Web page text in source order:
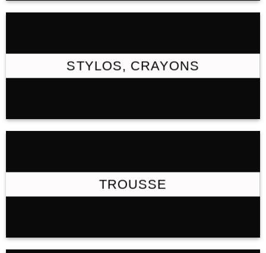
STYLOS, CRAYONS
TROUSSE